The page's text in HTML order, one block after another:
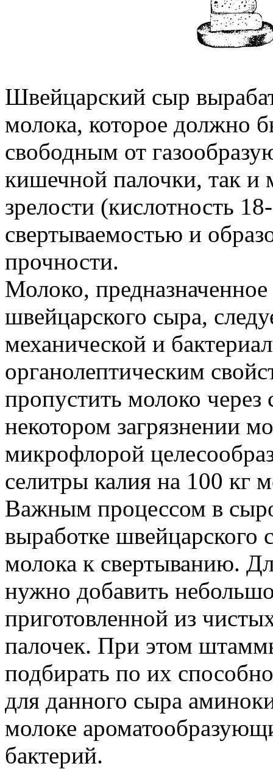
Швейцарский сыр
молока, которое должно
свободным от
кишечной палочки, так и
зрелости (кислотность
свертываемостью и
прочности.
Молоко, предназначенное
швейцарского сыра,
механической и
органолептическим
пропустить молоко
некотором загрязнении
микрофлорой
селитры калия на 100 кг
Важным процессом в
выработке швейцарского
молока к свертыванию.
нужно добавить
приготовленной из
палочек. При этом
подбирать по их
для данного сыра
молоке
бактерий.